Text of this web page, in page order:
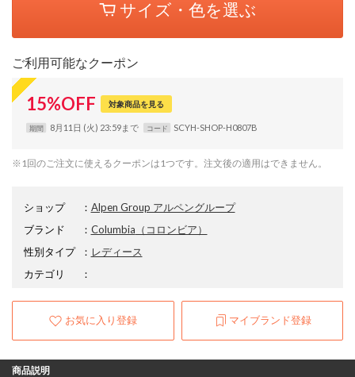
サイズ・色を選ぶ
ご利用可能なクーポン
15%OFF 対象商品を見る
期間 8月11日 (火) 23:59まで コード SCYH-SHOP-H0807B
※1回のご注文に使えるクーポンは1つです。注文後の適用はできません。
ショップ ： Alpen Group アルペングループ
ブランド
： Columbia （コロンビア）
性別タイプ
： レディース
カテゴリ
：
お気に入り登録 マイブランド登録
商品説明